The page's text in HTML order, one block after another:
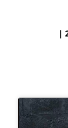
ברש בסבן אילבן | יום שני ביום שני, 27.6.16 |